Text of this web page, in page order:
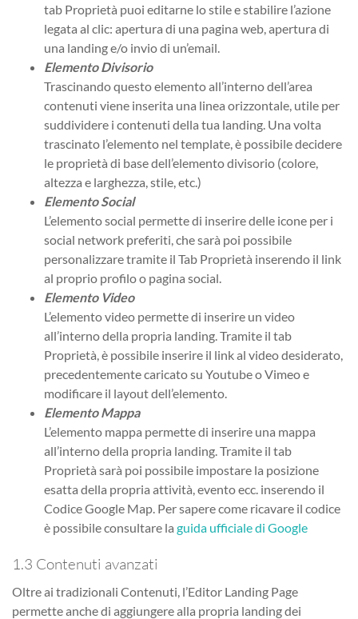
tab Proprietà puoi editarne lo stile e stabilire l’azione
legata al clic: apertura di una pagina web, apertura di
una landing e/o invio di un’email.
Elemento Divisorio
Trascinando questo elemento all’interno dell’area
contenuti viene inserita una linea orizzontale, utile per
suddividere i contenuti della tua landing. Una volta
trascinato l’elemento nel template, è possibile decidere
le proprietà di base dell’elemento divisorio (colore,
altezza e larghezza, stile, etc.)
Elemento Social
L’elemento social permette di inserire delle icone per i
social network preferiti, che sarà poi possibile
personalizzare tramite il Tab Proprietà inserendo il link
al proprio profilo o pagina social.
Elemento Video
L’elemento video permette di inserire un video
all’interno della propria landing. Tramite il tab
Proprietà, è possibile inserire il link al video desiderato,
precedentemente caricato su Youtube o Vimeo e
modificare il layout dell’elemento.
Elemento Mappa
L’elemento mappa permette di inserire una mappa
all’interno della propria landing. Tramite il tab
Proprietà sarà poi possibile impostare la posizione
esatta della propria attività, evento ecc. inserendo il
Codice Google Map. Per sapere come ricavare il codice
è possibile consultare la guida ufficiale di Google
1.3 Contenuti avanzati
Oltre ai tradizionali Contenuti, l’Editor Landing Page
permette anche di aggiungere alla propria landing dei